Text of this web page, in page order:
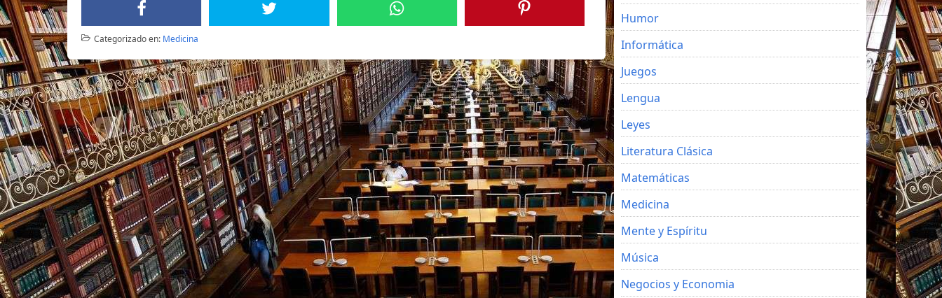
Categorizado en: Medicina
Humor
Informática
Juegos
Lengua
Leyes
Literatura Clásica
Matemáticas
Medicina
Mente y Espíritu
Música
Negocios y Economia